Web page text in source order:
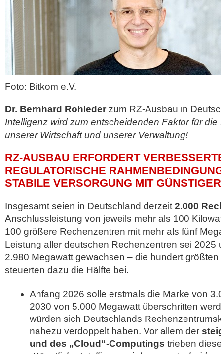
Foto: Bitkom e.V.
Dr. Bernhard Rohleder zum RZ-Ausbau in
Intelligenz wird zum entscheidenden Faktor für
unserer Wirtschaft und unserer Verwaltung!
RZ-AUSBAU ERFORDERT
REGULATORISCHE
STABILE VERSORGUNG MIT
Insgesamt seien in Deutschland derzeit 2.000
Anschlussleistung von jeweils mehr als 100
100 größere Rechenzentren mit mehr als fünf
Leistung aller deutschen Rechenzentren sei 2025
2.980 Megawatt gewachsen – die hundert
steuerten dazu die Hälfte bei.
Anfang 2026 solle erstmals die Marke von
2030 von 5.000 Megawatt überschritten
würden sich Deutschlands
nahezu verdoppelt haben. Vor allem der
und des „Cloud“-Computings trieben